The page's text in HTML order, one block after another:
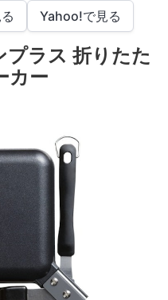
Yahoo!で見る
ラス 折りたた
カー